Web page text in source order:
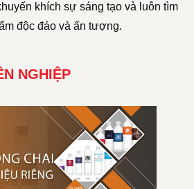
khích sự sáng tạo và luôn tìm
độc đáo và ấn tượng.
NGHIỆP